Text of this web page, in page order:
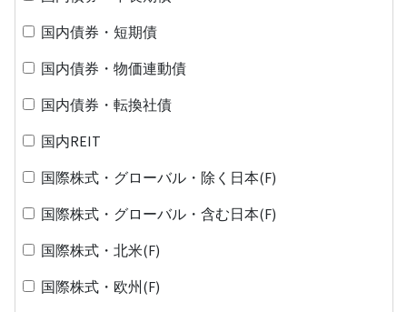
国内債券・短期債
国内債券・物価連動債
国内債券・転換社債
国内REIT
国際株式・グローバル・除く日本(F)
国際株式・グローバル・含む日本(F)
国際株式・北米(F)
国際株式・欧州(F)